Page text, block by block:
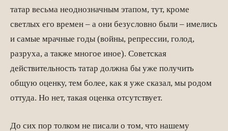
татар весьма неоднозначным этапом, тут, кроме
светлых его времен – а они безусловно были – имелись
и самые мрачные годы (войны, репрессии, голод,
разруха, а также многое иное). Советская
действительность татар должна бы уже получить
общую оценку, тем более, как я уже сказал, мы родом
оттуда. Но нет, такая оценка отсутствует.
До сих пор толком не писали о том, что нашему